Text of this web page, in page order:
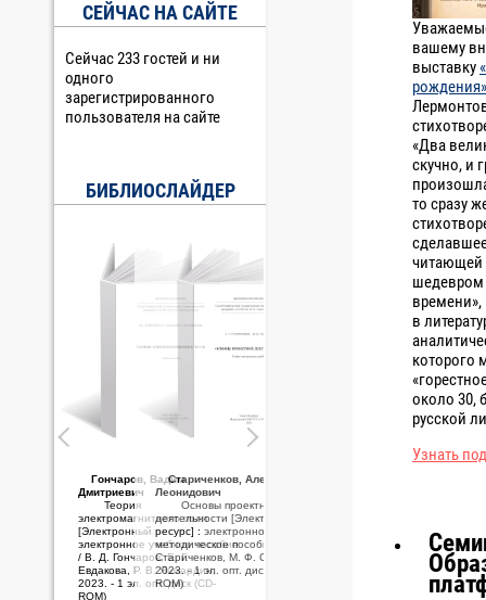
СЕЙЧАС НА САЙТЕ
Сейчас 233 гостей и ни
одного
зарегистрированного
пользователя на сайте
БИБЛИОСЛАЙДЕР
Стариченков, Алексей
Леонидович
Основы проектной
деятельности [Электронный
ресурс] : электронное учебно-
методическое пособие / А. Л.
Стариченков, М. Ф. Савельев,
2023. - 1 эл. опт. диск (CD-
ROM)
вашему
выставку
рождения»
«Два
скучно, и
то сразу
читающей
шедевром
в
которого
около 30,
русской
Узнать